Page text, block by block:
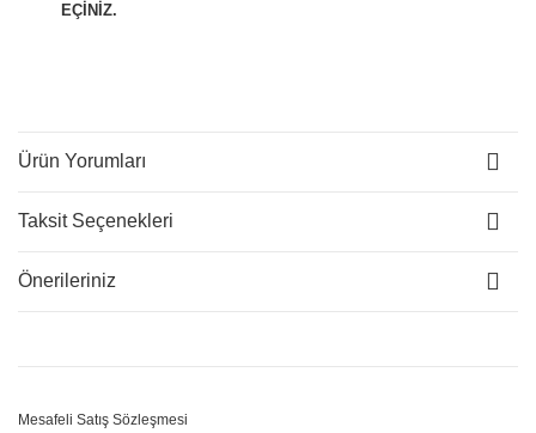
EÇİNİZ.
Ürün Yorumları
Taksit Seçenekleri
Önerileriniz
Mesafeli Satış Sözleşmesi